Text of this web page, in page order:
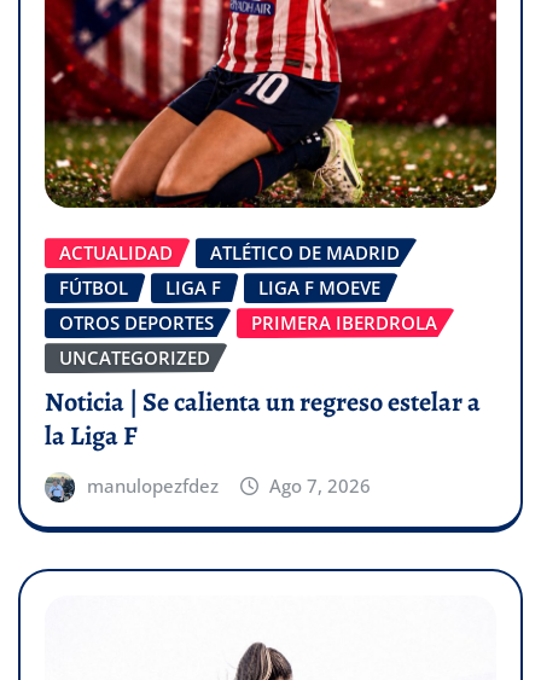
ACTUALIDAD
ATLÉTICO DE MADRID
FÚTBOL
LIGA F
LIGA F MOEVE
OTROS DEPORTES
PRIMERA IBERDROLA
UNCATEGORIZED
Noticia | Se calienta un regreso estelar a
la Liga F
manulopezfdez Ago 7, 2026